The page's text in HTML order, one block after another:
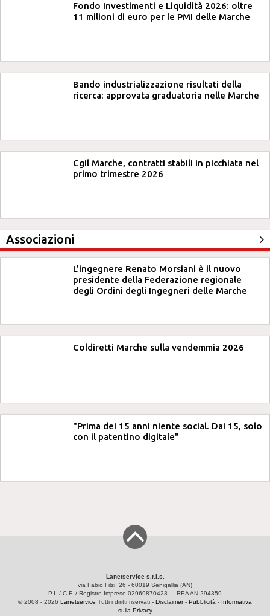
Fondo Investimenti e Liquidità 2026: oltre
11 milioni di euro per le PMI delle Marche
Bando industrializzazione risultati della
ricerca: approvata graduatoria nelle Marche
Cgil Marche, contratti stabili in picchiata nel
primo trimestre 2026
Associazioni
L'ingegnere Renato Morsiani è il nuovo
presidente della Federazione regionale
degli Ordini degli Ingegneri delle Marche
Coldiretti Marche sulla vendemmia 2026
"Prima dei 15 anni niente social. Dai 15, solo
con il patentino digitale"
Lanetservice s.r.l.s.
via Fabio Filzi, 26 - 60019 Senigallia (AN)
P.I. / C.F. / Registro Imprese 02969870423 – REA AN 294359
© 2008 - 2026 Lanetservice Tutti i diritti riservati - Disclaimer- Pubblicità - Informativa
sulla Privacy